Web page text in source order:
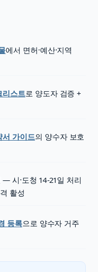
에서 면허·예산·지역
리스트로 양도자 검증 +
서 가이드의 양수자 보호
— 시·도청 14-21일 처리
활성
등록으로 양수자 거주